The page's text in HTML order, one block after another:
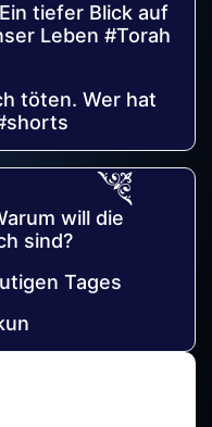
tiefer Blick auf
Leben #Torah
töten. Wer hat
will die
sind?
Tages